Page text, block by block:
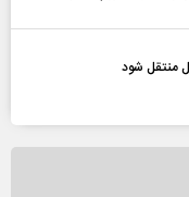
منتقل شود